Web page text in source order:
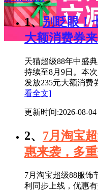
1、 别眨眼！
大额消费券
天猫超级88年中盛
持续至8月9日。本
发放235元大额消费
看全文]
更新时间:2026-08-04
2、 7月淘宝
惠来袭，多
7月淘宝超级88服饰
利同步上线，优惠